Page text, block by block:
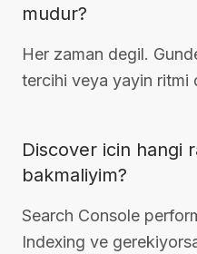
mudur?
Her zaman degil.
tercihi veya yayin ritmi
Discover icin hangi
bakmaliyim?
Search Console
Indexing ve